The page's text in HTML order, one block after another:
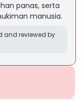
panas, serta
manusia.
and reviewed by